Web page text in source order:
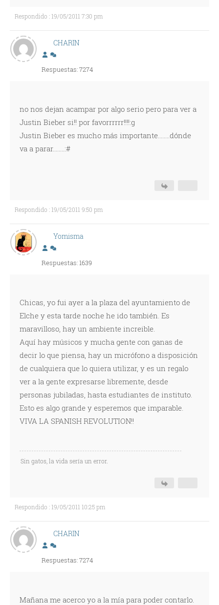
Respondido : 19/05/2011 7:30 pm
CHARIN
Respuestas: 7274
no nos dejan acampar por algo serio pero para ver a
Justin Bieber si!! por favorrrrrr!!!!:g
Justin Bieber es mucho más importante........dónde
va a parar........:#
Respondido : 19/05/2011 9:50 pm
Yomisma
Respuestas: 1639
Chicas, yo fui ayer a la plaza del ayuntamiento de
Elche y esta tarde noche he ido también. Es
maravilloso, hay un ambiente increible.
Aquí hay músicos y mucha gente con ganas de
decir lo que piensa, hay un micrófono a disposición
de cualquiera que lo quiera utilizar, y es un regalo
ver a la gente expresarse libremente, desde
personas jubiladas, hasta estudiantes de instituto.
Esto es algo grande y esperemos que imparable.
VIVA LA SPANISH REVOLUTION!!
Sin gatos, la vida sería un error.
Respondido : 19/05/2011 10:25 pm
CHARIN
Respuestas: 7274
Mañana me acerco yo a la mía para poder contarlo.